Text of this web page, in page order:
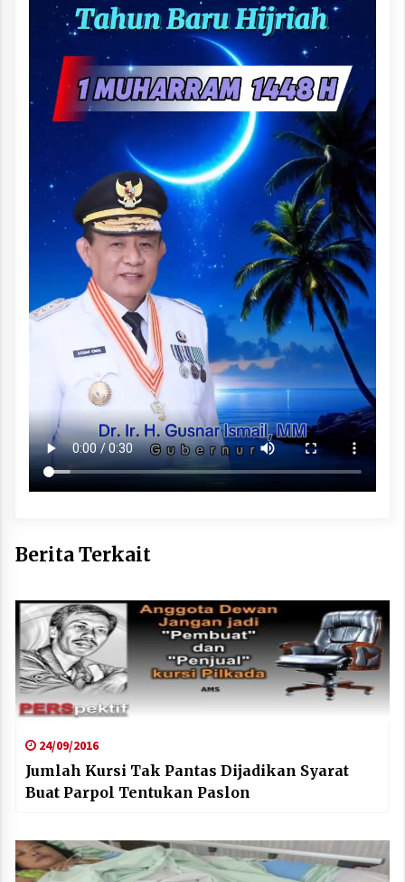
Berita Terkait
24/09/2016
Jumlah Kursi Tak Pantas Dijadikan Syarat
Buat Parpol Tentukan Paslon